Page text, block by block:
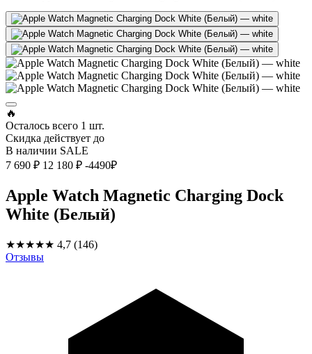
🔥
Осталось всего 1 шт.
Скидка действует до
В наличии SALE
7 690 ₽ 12 180 ₽ -4490₽
Apple Watch Magnetic Charging Dock
White (Белый)
★★★★★ 4,7 (146)
Отзывы